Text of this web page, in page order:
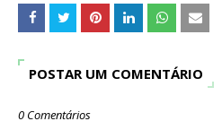
POSTAR UM COMENTÁRIO
0 Comentários